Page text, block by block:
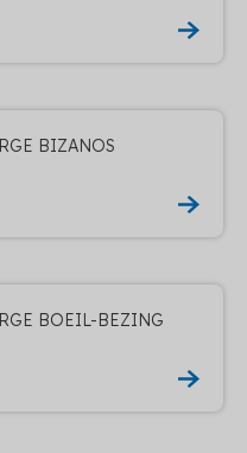
BIZANOS
BOEIL-BEZING